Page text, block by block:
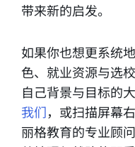
带来新的启发。
如果你也想更系统
色、就业资源与选
自己背景与目标的
我们，或扫描屏幕
丽格教育的专业顾